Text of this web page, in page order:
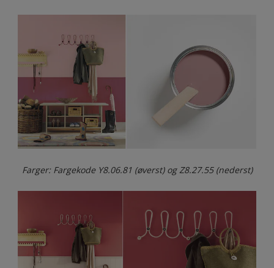
Farger: Fargekode Y8.06.81 (øverst) og Z8.27.55 (nederst)